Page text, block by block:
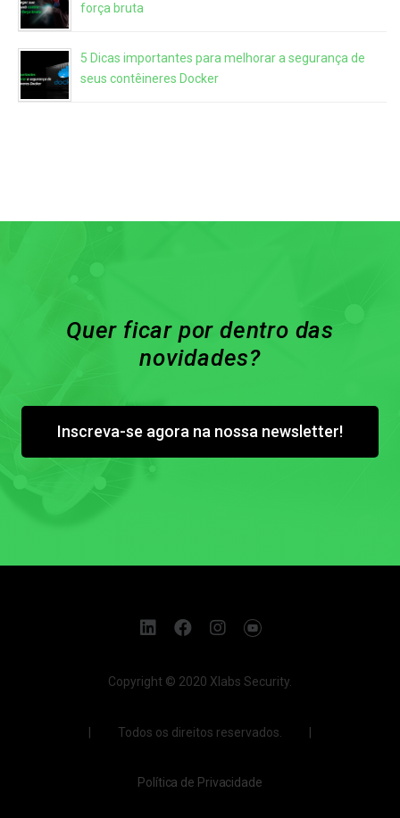
força bruta
5 Dicas importantes para melhorar a segurança de
seus contêineres Docker
Quer ficar por dentro das
novidades?
Inscreva-se agora na nossa newsletter!
Copyright © 2020 Xlabs Security.
| Todos os direitos reservados. |
Política de Privacidade